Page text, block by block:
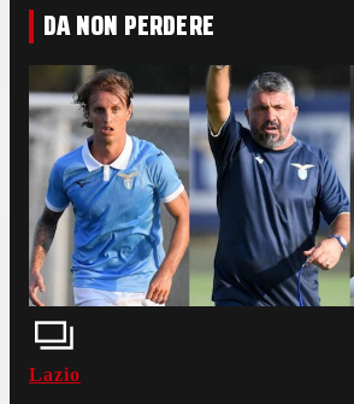
DA NON PERDERE
Lazio